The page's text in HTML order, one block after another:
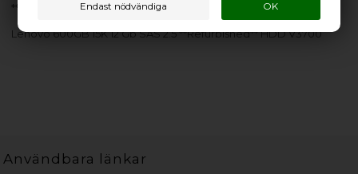
**Refurbished**
Lenovo 600GB 15K 12 Gb SAS 2.5 **Refurbished** HDD V3700
Användbara länkar